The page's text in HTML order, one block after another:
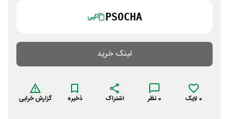
PSOCHA کپی
لینک خرید
0 لایک 0 نظر اشتراک ذخیره گزارش خرابی